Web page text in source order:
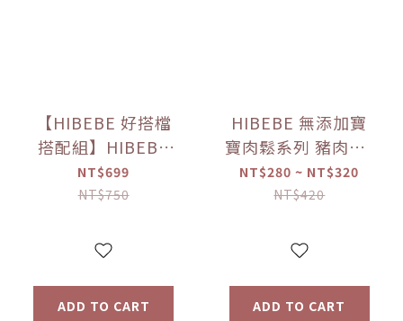
【HIBEBE 好搭檔
搭配組】HIBEBE
常溫大寶寶粥
*1+HIBEBE 無添加
限定】
NT$699
NT$750
ADD TO CART
HIBEBE 無添加寶
寶肉鬆系列 豬肉鬆/
雞肉鬆/旗魚鬆(2包
入/組)（10個月以
定】
NT$280 ~ NT$320
NT$420
ADD TO CART